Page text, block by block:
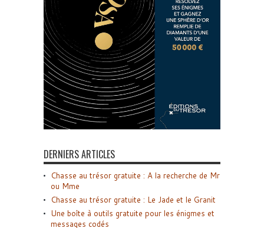
DERNIERS ARTICLES
Chasse au trésor gratuite : A la recherche de Mr
ou Mme
Chasse au trésor gratuite : Le Jade et le Granit
Une boîte à outils gratuite pour les énigmes et
messages codés